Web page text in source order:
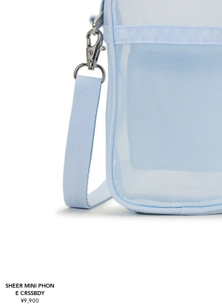
SHEER MINI PHON
E CRSSBDY
¥9,900